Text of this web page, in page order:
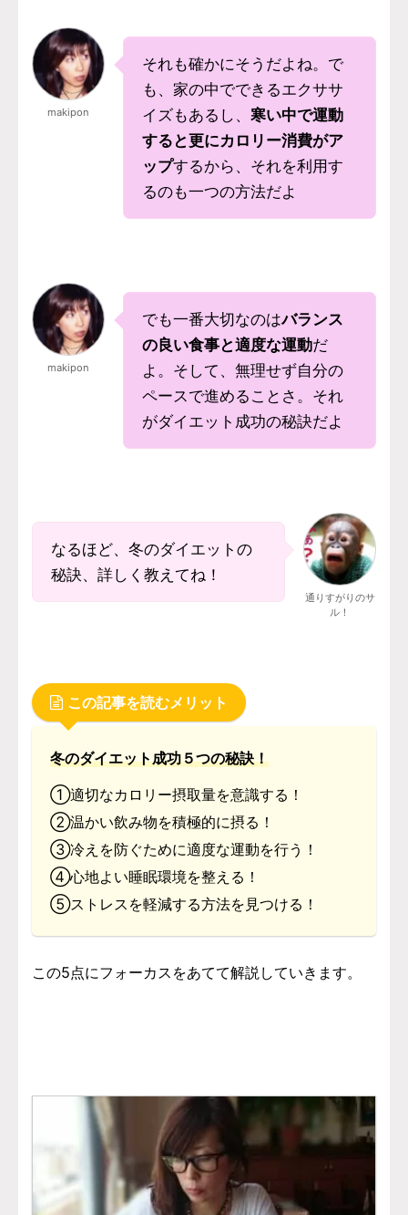
makipon
それも確かにそうだよね。で
も、家の中でできるエクササ
イズもあるし、 寒い中で運動
すると更にカロリー消費がア
ップするから、それを利用す
るのも一つの方法だよ
makipon
でも一番大切なのはバランス
の良い食事と適度な運動だ
よ。そして、無理せず自分の
ペースで進めることさ。それ
がダイエット成功の秘訣だよ
なるほど、冬のダイエットの
秘訣、詳しく教えてね！
通りすがりのサ
ル！
この記事を読むメリット
冬のダイエット成功５つの秘訣！
①適切なカロリー摂取量を意識する！
②温かい飲み物を積極的に摂る！
③冷えを防ぐために適度な運動を行う！
④心地よい睡眠環境を整える！
⑤ストレスを軽減する方法を見つける！
この5点にフォーカスをあてて解説していきます。